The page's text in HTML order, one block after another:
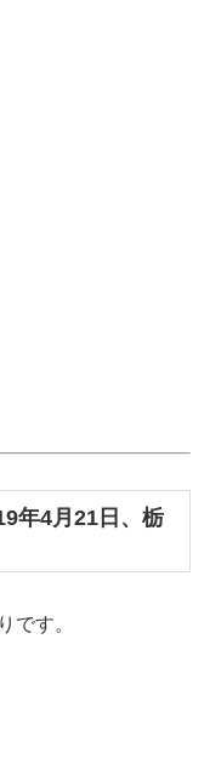
年4月21日、栃
です。